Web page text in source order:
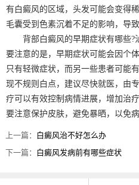
有白癜风的区域，头发可能会变得
毛囊受到色素沉着不足的影响，导
背部白癜风的早期症状有哪些?
要注意的是，早期症状可能会因个
只有轻微症状，而另一些患者可能
现不规则白点，建议尽快就医，由
疗可以有效控制病情进展，增加治
要注意保护皮肤，避免暴晒，以免病
上一篇： 白癜风治不好怎么办
下一篇： 白癜风发病前有哪些症状